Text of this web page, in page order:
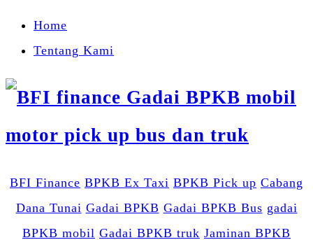
Home
Tentang Kami
BFI Finance BPKB Ex Taxi BPKB Pick up Cabang
Dana Tunai Gadai BPKB Gadai BPKB Bus gadai
BPKB mobil Gadai BPKB truk Jaminan BPKB